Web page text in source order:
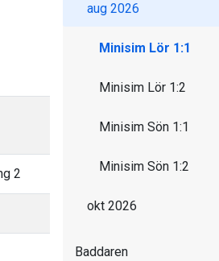
2
aug 2026
Minisim Lör 1:1
Minisim Lör 1:2
Minisim Sön 1:1
Minisim Sön 1:2
okt 2026
Baddaren